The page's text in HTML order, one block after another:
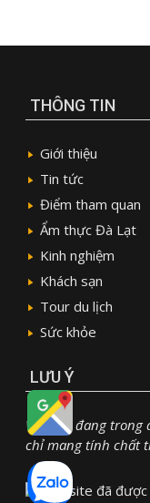
THÔNG TIN
Giới thiệu
Tin tức
Điểm tham quan
Ẩm thực Đà Lạt
Kinh nghiệm
Khách sạn
Tour du lịch
Sức khỏe
LƯU Ý
Website đang
chỉ mang tính chất